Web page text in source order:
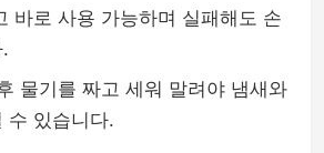
바로 사용 가능하며 실패해도 손
물기를 짜고 세워 말려야 냄새와
수 있습니다.